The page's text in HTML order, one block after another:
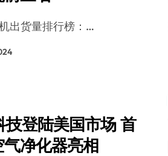
出货量排行榜：…
技登陆美国市场 首
净化器亮相